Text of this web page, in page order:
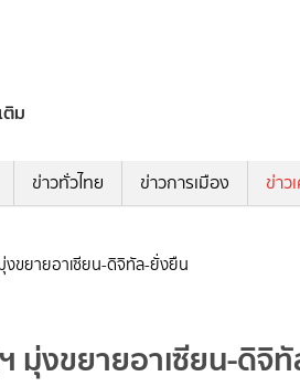
ติม
ข่าวทั่วไทย ข่าวการเมือง ข่าว
ขยายอาเซียน-ดิจิทัล-ยั่งยืน
มุ่งขยายอาเซียน-ดิจิ